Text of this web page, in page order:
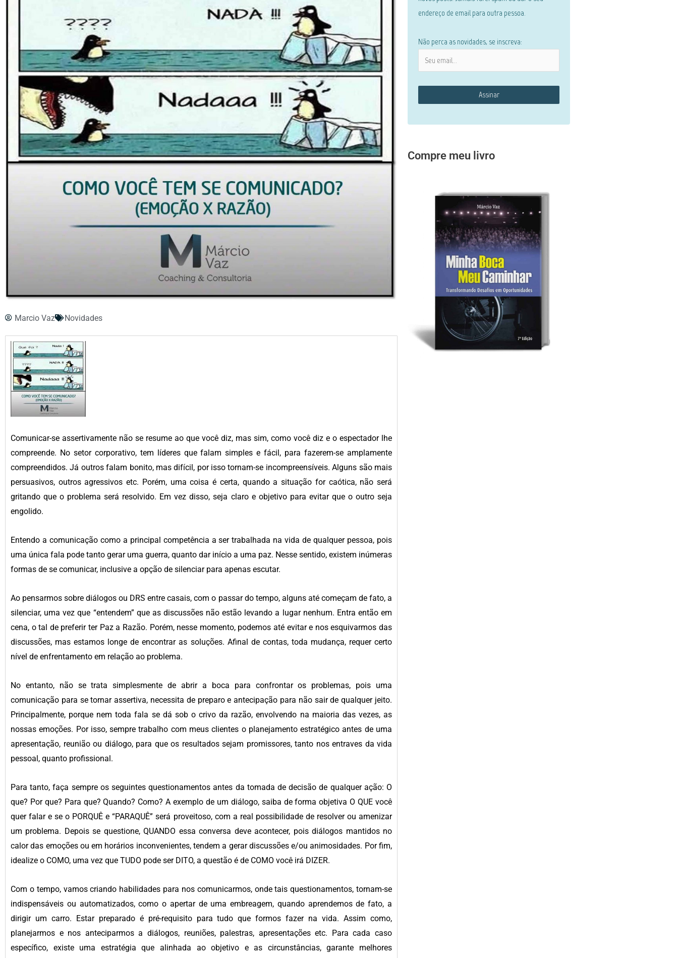
Marcio Vaz Novidades
Comunicar-se assertivamente não se resume ao que você diz, mas sim, como você diz e o espectador lhe
compreende. No setor corporativo, tem líderes que falam simples e fácil, para fazerem-se amplamente
compreendidos. Já outros falam bonito, mas difícil, por isso tornam-se incompreensíveis. Alguns são mais
persuasivos, outros agressivos etc. Porém, uma coisa é certa, quando a situação for caótica, não será
gritando que o problema será resolvido. Em vez disso, seja claro e objetivo para evitar que o outro seja
engolido.
Entendo a comunicação como a principal competência a ser trabalhada na vida de qualquer pessoa, pois
uma única fala pode tanto gerar uma guerra, quanto dar início a uma paz. Nesse sentido, existem inúmeras
formas de se comunicar, inclusive a opção de silenciar para apenas escutar.
Ao pensarmos sobre diálogos ou DRS entre casais, com o passar do tempo, alguns até começam de fato, a
silenciar, uma vez que “entendem” que as discussões não estão levando a lugar nenhum. Entra então em
cena, o tal de preferir ter Paz a Razão. Porém, nesse momento, podemos até evitar e nos esquivarmos das
discussões, mas estamos longe de encontrar as soluções. Afinal de contas, toda mudança, requer certo
nível de enfrentamento em relação ao problema.
No entanto, não se trata simplesmente de abrir a boca para confrontar os problemas, pois uma
comunicação para se tornar assertiva, necessita de preparo e antecipação para não sair de qualquer jeito.
Principalmente, porque nem toda fala se dá sob o crivo da razão, envolvendo na maioria das vezes, as
nossas emoções. Por isso, sempre trabalho com meus clientes o planejamento estratégico antes de uma
apresentação, reunião ou diálogo, para que os resultados sejam promissores, tanto nos entraves da vida
pessoal, quanto profissional.
Para tanto, faça sempre os seguintes questionamentos antes da tomada de decisão de qualquer ação: O
que? Por que? Para que? Quando? Como? A exemplo de um diálogo, saiba de forma objetiva O QUE você
quer falar e se o PORQUÊ e “PARAQUÊ” será proveitoso, com a real possibilidade de resolver ou amenizar
um problema. Depois se questione, QUANDO essa conversa deve acontecer, pois diálogos mantidos no
calor das emoções ou em horários inconvenientes, tendem a gerar discussões e/ou animosidades. Por fim,
idealize o COMO, uma vez que TUDO pode ser DITO, a questão é de COMO você irá DIZER.
Com o tempo, vamos criando habilidades para nos comunicarmos, onde tais questionamentos, tornam-se
indispensáveis ou automatizados, como o apertar de uma embreagem, quando aprendemos de fato, a
dirigir um carro. Estar preparado é pré-requisito para tudo que formos fazer na vida. Assim como,
planejarmos e nos anteciparmos a diálogos, reuniões, palestras, apresentações etc. Para cada caso
específico, existe uma estratégia que alinhada ao objetivo e as circunstâncias, garante melhores
endereço de email para outra pessoa.
Não perca as novidades, se inscreva:
Compre meu livro